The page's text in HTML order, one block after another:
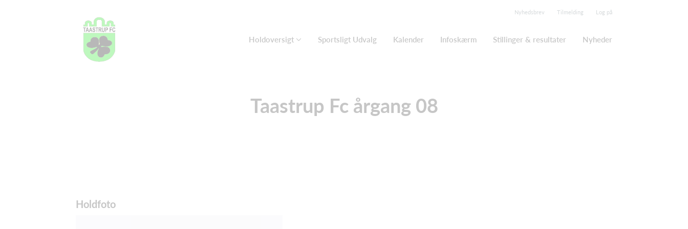
Nyhedsbrev Tilmelding Log på
Holdoversigt Sportsligt Udvalg Kalender Infoskærm Stillinger & resultater Nyheder
Taastrup Fc årgang 08
Holdfoto